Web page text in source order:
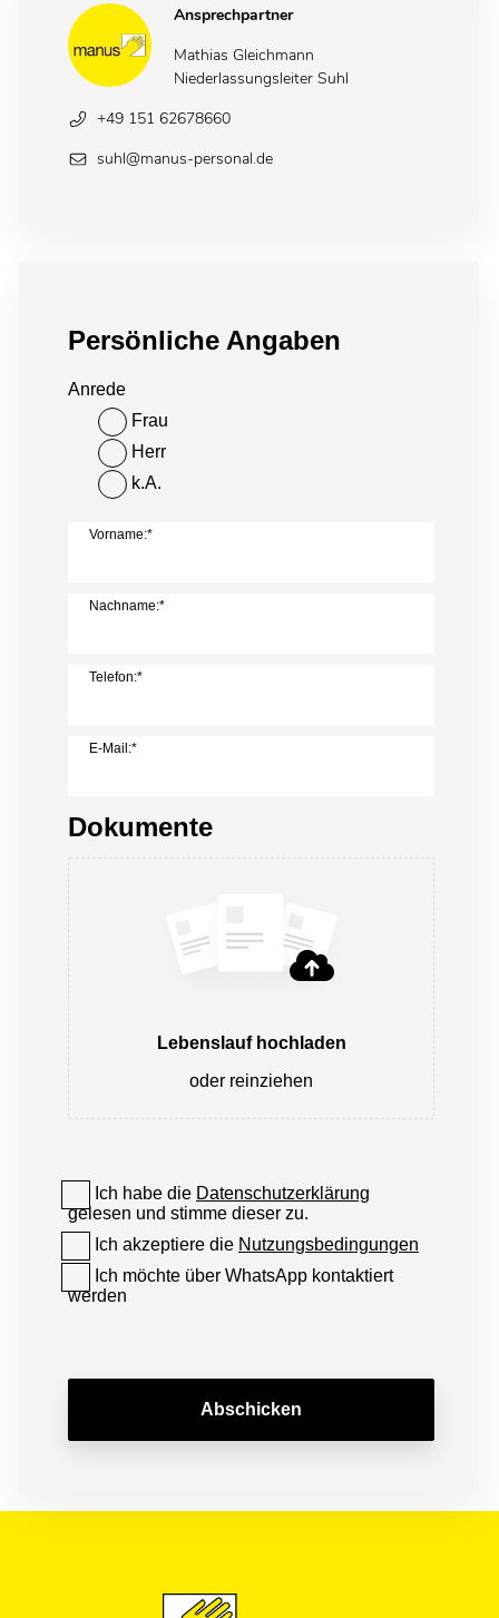
Ansprechpartner
Mathias Gleichmann
Niederlassungsleiter Suhl
+49 151 62678660
suhl@manus-personal.de
Persönliche Angaben
Anrede
Frau
Herr
k.A.
Vorname:*
Nachname:*
Telefon:*
E-Mail:*
Dokumente
Lebenslauf hochladen
oder reinziehen
Ich habe die Datenschutzerklärung
gelesen und stimme dieser zu.
Ich akzeptiere die Nutzungsbedingungen
Ich möchte über WhatsApp kontaktiert
werden
Abschicken